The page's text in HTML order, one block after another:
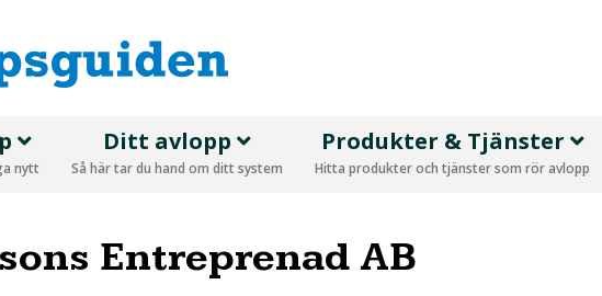
nytt
Ditt avlopp
Så här tar du hand om ditt system
Produkter & Tjänster
Hitta produkter och tjänster som rör avlopp
Entreprenad AB